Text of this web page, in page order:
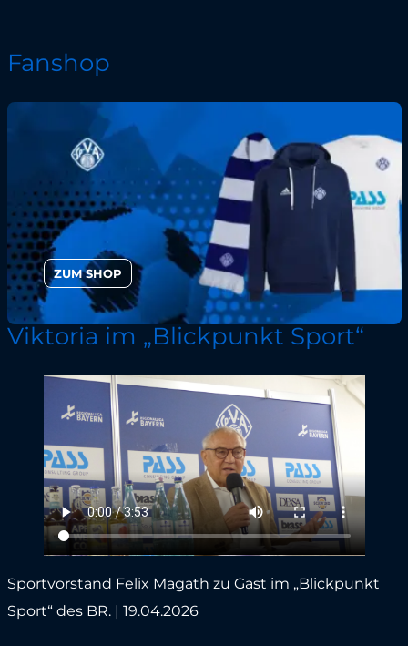
Fanshop
ZUM SHOP
Viktoria im „Blickpunkt Sport“
Sportvorstand Felix Magath zu Gast im „Blickpunkt
Sport“ des BR. | 19.04.2026